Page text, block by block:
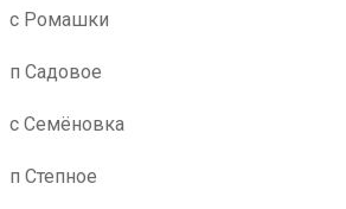
с Ромашки
п Садовое
с Семёновка
п Степное